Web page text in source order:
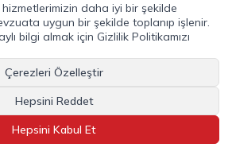
Saklıdır.Mobilcadde.com
Sistemleriyle Hazırlanmıştır.
hizmetlerimizin daha iyi bir şekilde
uygun bir şekilde toplanıp işlenir.
bilgi almak için Gizlilik Politikamızı
Çerezleri Özelleştir
Hepsini Reddet
Hepsini Kabul Et